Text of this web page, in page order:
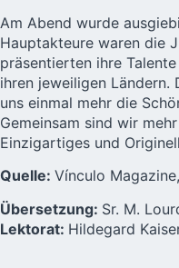
Am Abend wurde
Hauptakteure waren die
präsentierten ihre
ihren jeweiligen
uns einmal mehr die
Gemeinsam sind wir
Einzigartiges und
Quelle: Vínculo
Übersetzung: Sr. M.
Lektorat: Hildegard